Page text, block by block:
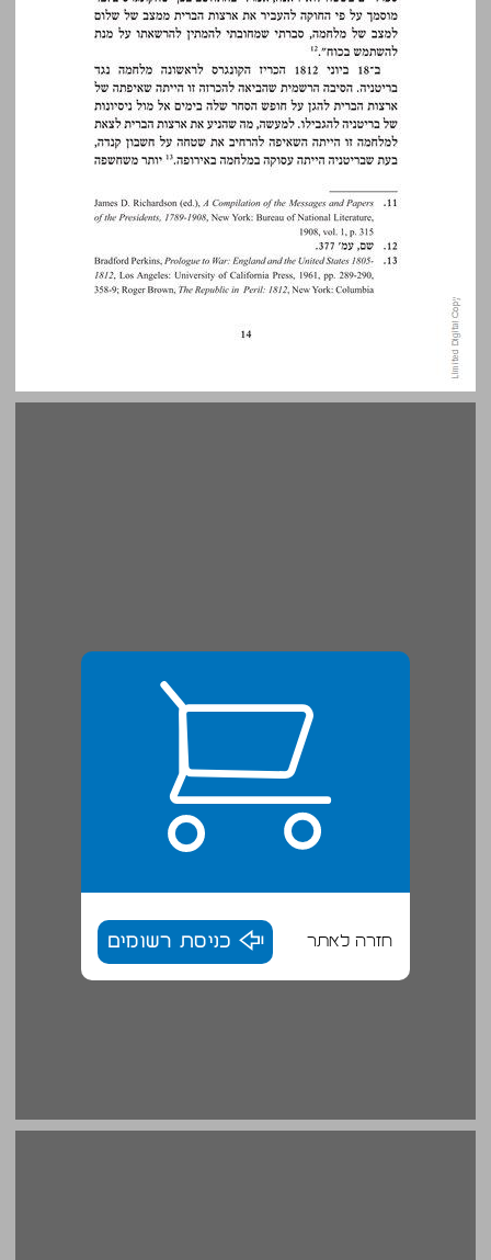
חזרה לאתר כניסת רשומים